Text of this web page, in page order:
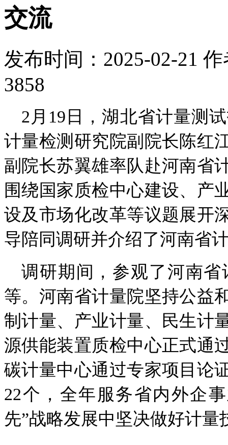
交流
发布时间：2025-02-21 作
3858
2月19日，湖北省计量测
计量检测研究院副院长陈红
副院长苏翼雄率队赴河南省
围绕国家质检中心建设、产
设及市场化改革等议题展开
导陪同调研并介绍了河南省
调研期间，参观了河南
等。河南省计量院坚持公益
制计量、产业计量、民生计
源供能装置质检中心正式通
碳计量中心通过专家项目论
22个，全年服务省内外企
先”战略发展中坚决做好计量